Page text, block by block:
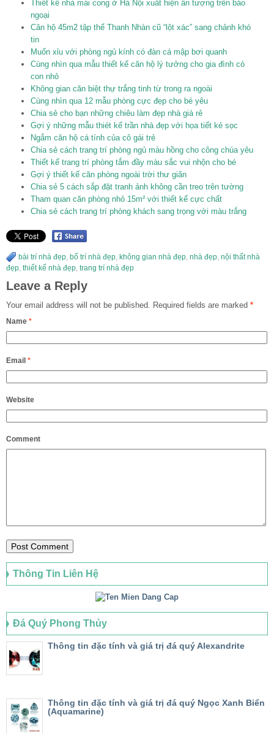
Thiết kế nhà mái cong ở Hà Nội xuất hiện ấn tượng trên báo
ngoại
Căn hộ 45m2 tập thể Thanh Nhàn cũ “lột xác” sang chảnh khó
tin
Muốn xỉu với phòng ngủ kính có đàn cá mập bơi quanh
Cùng nhìn qua mẫu thiết kế căn hộ lý tưởng cho gia đình có
con nhỏ
Không gian căn biệt thự trắng tinh từ trong ra ngoài
Cùng nhìn qua 12 mẫu phòng cực đẹp cho bé yêu
Chia sẻ cho bạn những chiêu làm đẹp nhà giá rẻ
Gợi ý những mẫu thiét kế trần nhà đẹp với họa tiết kẻ sọc
Ngắm căn hộ cá tính của cô gái trẻ
Chia sẻ cách trang trí phòng ngủ màu hồng cho công chúa yêu
Thiết kế trang trí phòng tắm đầy màu sắc vui nhộn cho bé
Gợi ý thiết kế căn phòng ngoài trời thư giãn
Chia sẻ 5 cách sắp đặt tranh ảnh không cần treo trên tường
Tham quan căn phòng nhỏ 15m² với thiết kế cực chất
Chia sẻ cách trang trí phòng khách sang trọng với màu trắng
bài trí nhà đẹp, bố trí nhà đẹp, không gian nhà đẹp, nhà đẹp, nội thất nhà
đẹp, thiết kế nhà đẹp, trang trí nhà đẹp
Leave a Reply
Your email address will not be published. Required fields are marked *
Name *
Email *
Website
Comment
Thông Tin Liên Hệ
Đá Quý Phong Thủy
Thông tin đặc tính và giá trị đá quý Alexandrite
Thông tin đặc tính và giá trị đá quý Ngọc Xanh Biển
(Aquamarine)